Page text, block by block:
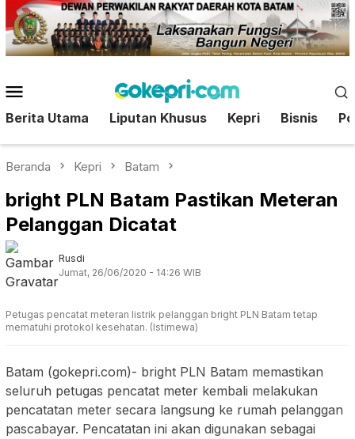
Loncat
ke
konten
Mobile
Berita Utama Liputan Khusus Kepri Bisnis
Beranda Kepri Batam
bright PLN Batam Pastikan Meteran
Pelanggan Dicatat
Rusdi
Jumat, 26/06/2020 - 14:26 WIB
Petugas pencatat meteran listrik pelanggan bright PLN Batam tetap
mematuhi protokol kesehatan. (Istimewa)
Batam (gokepri.com)- bright PLN Batam memastikan
seluruh petugas pencatat meter kembali melakukan
pencatatan meter secara langsung ke rumah pelanggan
pascabayar. Pencatatan ini akan digunakan sebagai